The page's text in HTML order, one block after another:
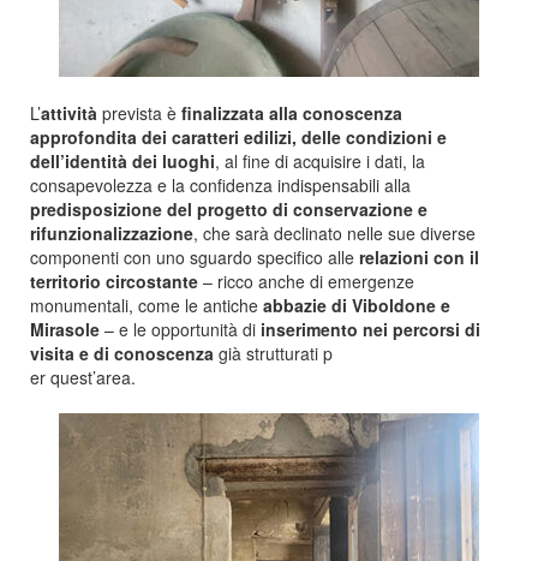
L’attività prevista è finalizzata alla conoscenza
approfondita dei caratteri edilizi, delle condizioni e
dell’identità dei luoghi, al fine di acquisire i dati, la
consapevolezza e la confidenza indispensabili alla
predisposizione del progetto di conservazione e
rifunzionalizzazione, che sarà declinato nelle sue diverse
componenti con uno sguardo specifico alle relazioni con il
territorio circostante – ricco anche di emergenze
monumentali, come le antiche abbazie di Viboldone e
Mirasole – e le opportunità di inserimento nei percorsi di
visita e di conoscenza già strutturati p
er quest’area.